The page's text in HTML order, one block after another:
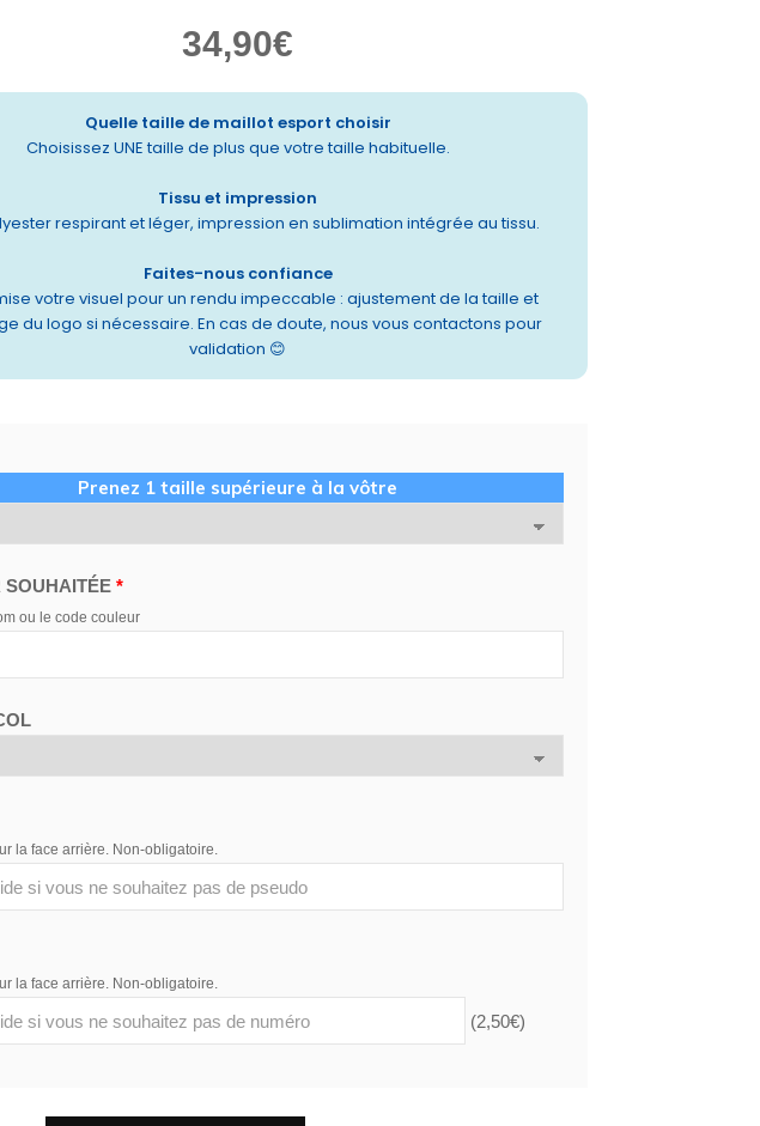
34,90€
Quelle taille de maillot esport choisir
Choisissez UNE taille de plus que votre taille habituelle.
Tissu et impression
respirant et léger, impression en sublimation intégrée au tissu.
Faites-nous confiance
votre visuel pour un rendu impeccable : ajustement de la taille et
du logo si nécessaire. En cas de doute, nous vous contactons pour
validation 😊
Prenez 1 taille supérieure à la vôtre
SOUHAITÉE *
ou le code couleur
la face arrière. Non-obligatoire.
la face arrière. Non-obligatoire.
(2,50€)